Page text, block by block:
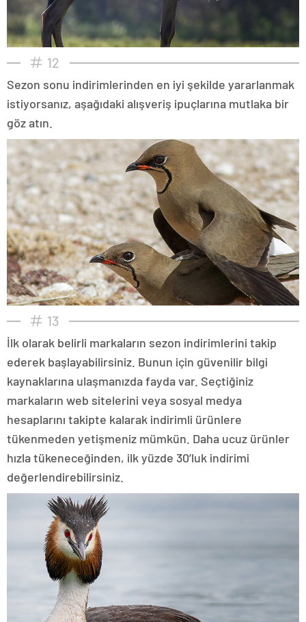
12
Sezon sonu indirimlerinden en iyi şekilde yararlanmak
istiyorsanız, aşağıdaki alışveriş ipuçlarına mutlaka bir
göz atın.
13
İlk olarak belirli markaların sezon indirimlerini takip
ederek başlayabilirsiniz. Bunun için güvenilir bilgi
kaynaklarına ulaşmanızda fayda var. Seçtiğiniz
markaların web sitelerini veya sosyal medya
hesaplarını takipte kalarak indirimli ürünlere
tükenmeden yetişmeniz mümkün. Daha ucuz ürünler
hızla tükeneceğinden, ilk yüzde 30’luk indirimi
değerlendirebilirsiniz.